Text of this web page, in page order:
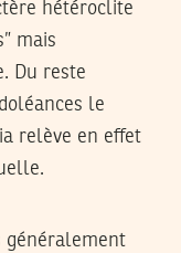
hétéroclite
mais
Du reste
le
relève en effet
généralement